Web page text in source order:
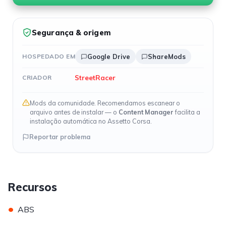
Segurança & origem
HOSPEDADO EM Google Drive ShareMods
CRIADOR StreetRacer
Mods da comunidade. Recomendamos escanear o
arquivo antes de instalar — o Content Managerfacilita a
instalação automática no Assetto Corsa.
Reportar problema
Recursos
• ABS